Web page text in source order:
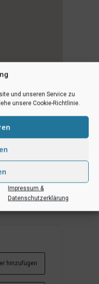
und unseren Service zu
unsere Cookie-Richtlinie.
Impressum &
Datenschutzerklärung
hinzufügen